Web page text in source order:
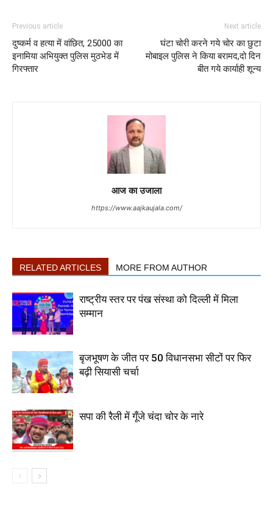
Previous article
दुष्कर्म व हत्या में वांछित, 25000 का
इनामिया अभियुक्त पुलिस मुठभेड में
गिरफ्तार
Next article
घंटा चोरी करने गये चोर का छुटा
मोबाइल पुलिस ने किया बरामद,दो दिन
बीत गये कार्याही शून्य
आज का उजाला
https://www.aajkaujala.com/
RELATED ARTICLES MORE FROM AUTHOR
राष्ट्रीय स्तर पर पंख संस्था को दिल्ली में मिला
सम्मान
बृजभूषण के जीत पर 50 विधानसभा सीटों पर फिर
बढ़ी सियासी चर्चा
सपा की रैली में गूँजे चंदा चोर के नारे